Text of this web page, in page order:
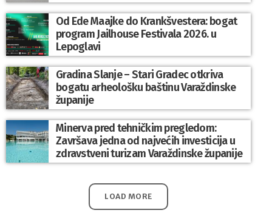
Od Ede Maajke do Krankšvestera: bogat
program Jailhouse Festivala 2026. u
Lepoglavi
Gradina Slanje – Stari Gradec otkriva
bogatu arheološku baštinu Varaždinske
županije
Minerva pred tehničkim pregledom:
Završava jedna od najvećih investicija u
zdravstveni turizam Varaždinske županije
LOAD MORE